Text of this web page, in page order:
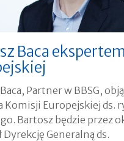
Baca
Partner w BBSG,
Komisji Europejskiej ds.
Bartosz będzie przez
Dyrekcję Generalną ds.